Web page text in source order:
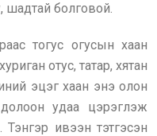
шадтай болговой.
тогус огусын хаан
отус, татар, хятан
эцэг хаан энэ олон
удаа цэрэглэж
ивээн тэтгэсэн